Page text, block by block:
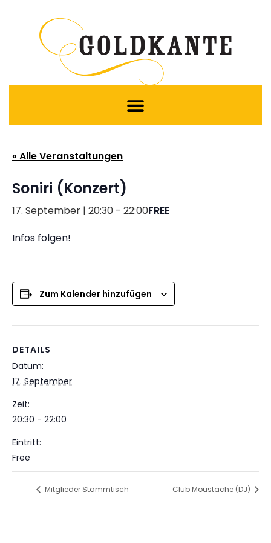
« Alle Veranstaltungen
Soniri (Konzert)
17. September | 20:30 - 22:00FREE
Infos folgen!
Zum Kalender hinzufügen
DETAILS
Datum:
17. September
Zeit:
20:30 - 22:00
Eintritt:
Free
Mitglieder Stammtisch Club Moustache (DJ)